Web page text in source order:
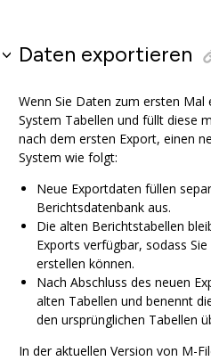
Daten exportieren
Wenn Sie Daten zum ersten
System Tabellen und füllt diese
nach dem ersten Export, einen
System wie folgt:
Neue Exportdaten füllen
Berichtsdatenbank aus.
Die alten Berichtstabellen
Exports verfügbar, sodass
erstellen können.
Nach Abschluss des neuen
alten Tabellen und benennt
den ursprünglichen Tabellen
In der aktuellen Version von M-